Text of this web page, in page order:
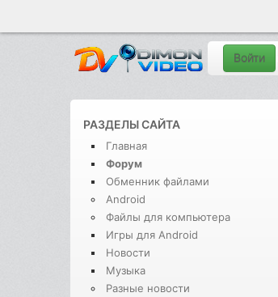
Войти
РАЗДЕЛЫ САЙТА
Главная
Форум
Обменник файлами
Android
Файлы для компьютера
Игры для Android
Новости
Музыка
Разные новости